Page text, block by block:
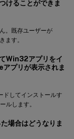
けることができま
。既存ユーザーが
ます。
Win32アプリをイ
プリが表示されま
ドしてインストールす
ルします。
場合はどうなりま